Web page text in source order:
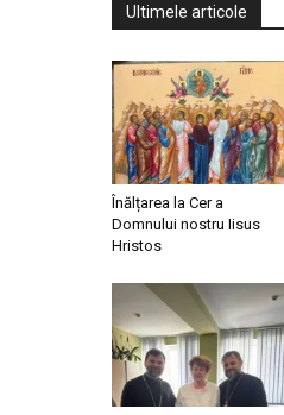
Ultimele articole
Înălțarea la Cer a
Domnului nostru Iisus
Hristos